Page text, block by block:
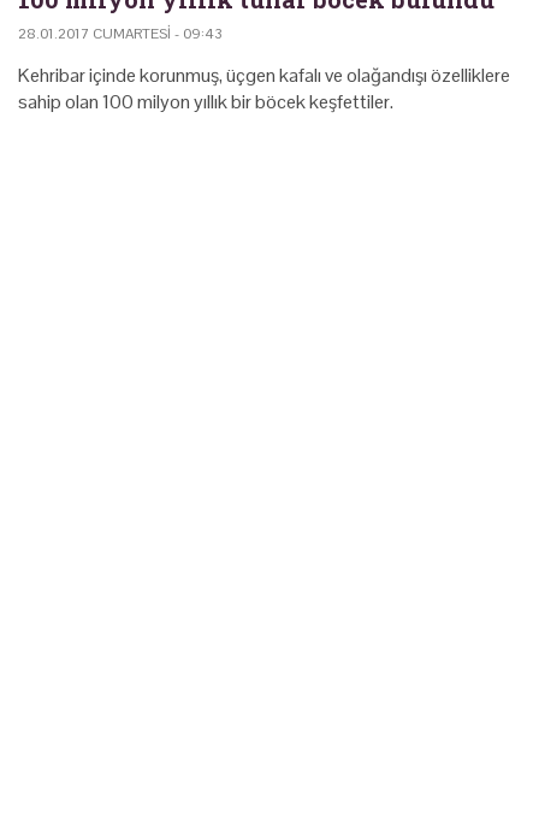
28.01.2017 CUMARTESI - 09:43
Kehribar içinde korunmuş, üçgen kafalı ve olağandışı özelliklere
sahip olan 100 milyon yıllık bir böcek keşfettiler.